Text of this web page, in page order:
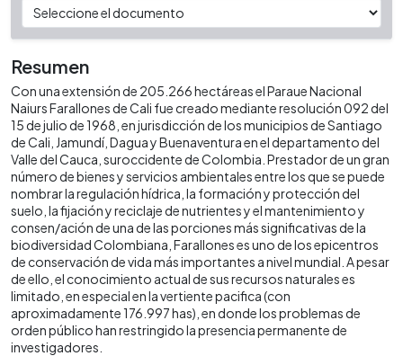
Resumen
Con una extensión de 205.266 hectáreas el Paraue Nacional
Naiurs Farallones de Cali fue creado mediante resolución 092 del
15 de julio de 1968, en jurisdicción de los municipios de Santiago
de Cali, Jamundí, Dagua y Buenaventura en el departamento del
Valle del Cauca, suroccidente de Colombia. Prestador de un gran
número de bienes y servicios ambientales entre los que se puede
nombrar la regulación hídrica, la formación y protección del
suelo, la fijación y reciclaje de nutrientes y el mantenimiento y
consen/ación de una de las porciones más significativas de la
biodiversidad Colombiana, Farallones es uno de los epicentros
de conservación de vida más importantes a nivel mundial. A pesar
de ello, el conocimiento actual de sus recursos naturales es
limitado, en especial en la vertiente pacifica (con
aproximadamente 176.997 has), en donde los problemas de
orden público han restringido la presencia permanente de
investigadores.